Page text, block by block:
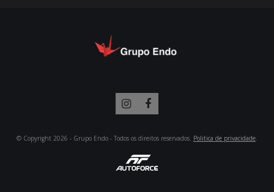
© Copyright 2026 - Grupo Endo - Todos os direitos reservados. Politica de privacidade.